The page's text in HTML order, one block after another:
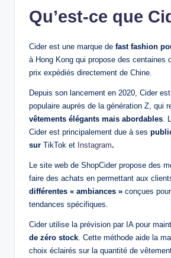
Qu’est-ce que
Cider est une marque de fast fashion
à Hong Kong qui propose des centaines
prix expédiés directement de Chine.
Depuis son lancement en 2020, Cider
populaire auprès de la génération Z, qui
vêtements élégants mais abordables .
Cider est principalement due à ses
sur TikTok et Instagram.
Le site web de ShopCider propose des
faire des achats en permettant aux
différentes « ambiances » conçues
tendances spécifiques.
Cider utilise la prévision par IA pour
de zéro stock . Cette méthode aide la
choix éclairés sur la quantité de